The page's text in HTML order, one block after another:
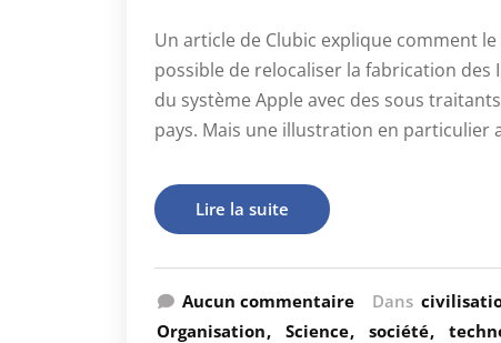
Un article de Clubic explique comment
possible de relocaliser la fabrication des
du système Apple avec des sous
pays. Mais une illustration en particulier
Lire la suite
Aucun commentaire Dans
Organisation
Science société